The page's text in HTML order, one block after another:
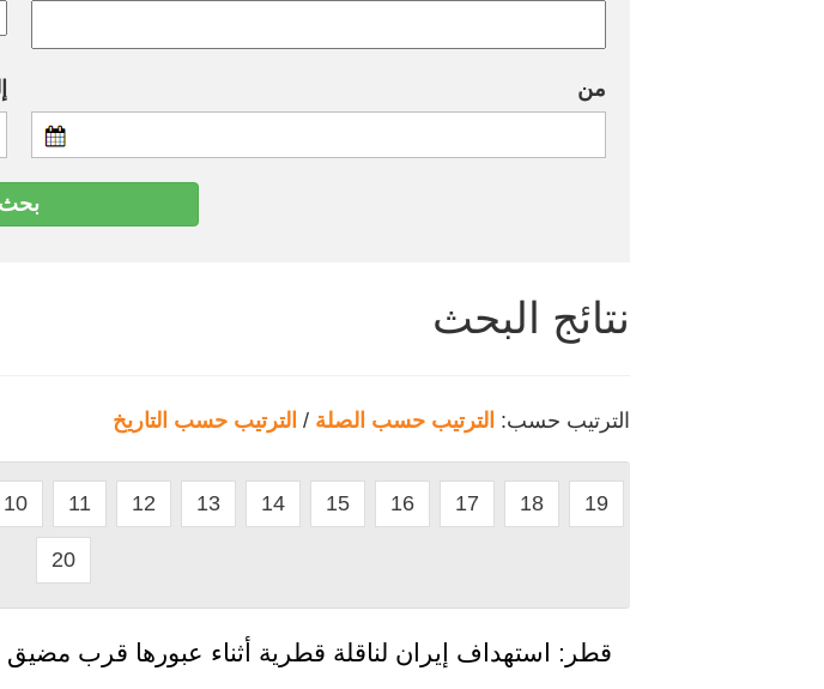
من
نتائج البحث
الترتيب حسب: الترتيب حسب الصلة / الترتيب حسب التاريخ
10 11 12 13 14 15 16 17 18 19
20
قطر: استهداف إيران لناقلة قطرية أثناء عبورها قرب